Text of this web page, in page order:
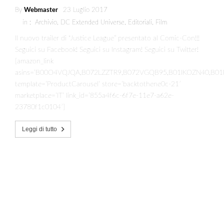
By Webmaster
23 Luglio 2017
in : Archivio, DC Extended Universe, Editoriali, Film
Il nuovo trailer di “Justice League” presentato al Comic-Con!!!
Seguici su Facebook! Seguici su Instagram! Seguici su Twitter!
[amazon_link
template=’ProductCarousel’ store=’backtothene0c-21′
marketplace=’IT’ link_id=’855a4f6c-6f7e-11e7-a62e-
23780f1c0104′]
Leggi di tutto